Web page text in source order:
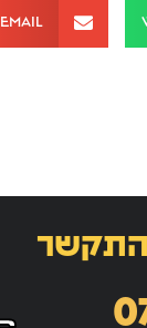
Email